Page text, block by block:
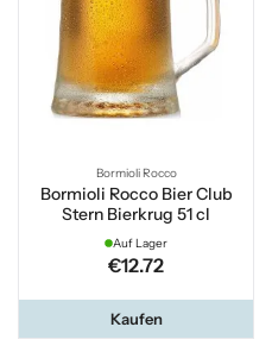
Bormioli Rocco
Bormioli Rocco Bier Club
Stern Bierkrug 51 cl
Auf Lager
€12.72
Kaufen